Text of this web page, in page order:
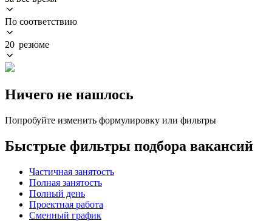
По соответствию
20 резюме
Ничего не нашлось
Попробуйте изменить формулировку или фильтры
Быстрые фильтры подбора вакансий
Частичная занятость
Полная занятость
Полный день
Проектная работа
Сменный график